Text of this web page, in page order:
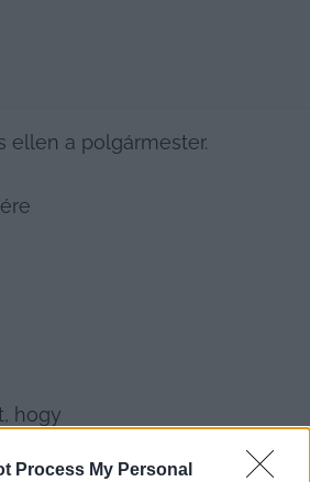
Process My Personal
ellen a polgármester.
hogy